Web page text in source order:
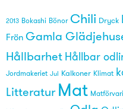
2013 Bokashi Bönor Chili Dryck
Frön Gamla
Hållbarhet Hållbar
Jordmakeriet Jul Kalkoner Klimat
Litteratur Mat